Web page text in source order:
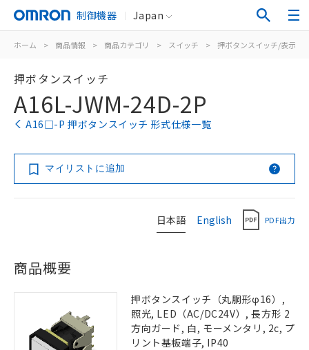
制御機器 Japan
ホーム > 商品情報 > 商品カテゴリ > スイッチ > 押ボタンスイッチ/表示灯
押ボタンスイッチ
A16L-JWM-24D-2P
A16□-P 押ボタンスイッチ 形式仕様一覧
マイリストに追加
日本語 English PDF出力
商品概要
押ボタンスイッチ（丸胴形φ16）,
照光, LED（AC/DC24V）, 長方形 2
方向ガード, 白, モーメンタリ, 2c, プ
リント基板端子, IP40